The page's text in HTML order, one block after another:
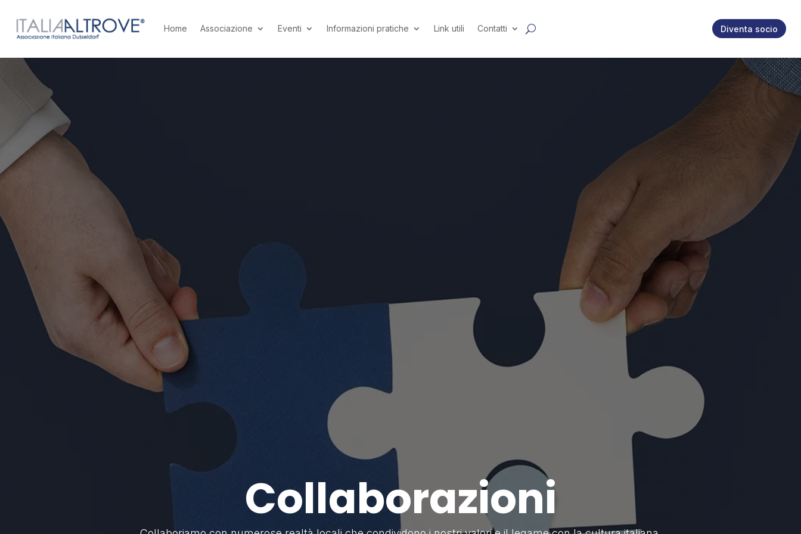
Home Associazione Eventi Informazioni pratiche Link utili Contatti Diventa socio
Collaborazioni